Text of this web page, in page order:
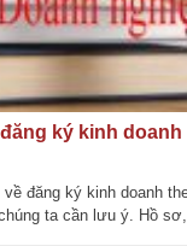
ký kinh doanh
đăng ký kinh doanh
ta cần lưu ý. Hồ